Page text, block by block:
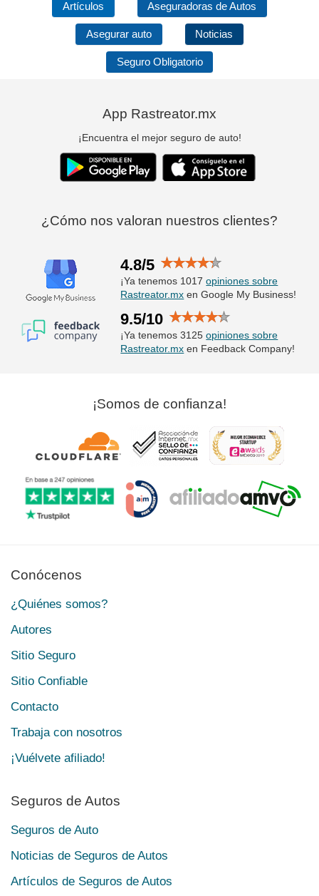
Artículos Aseguradoras de Autos
Asegurar auto Noticias
Seguro Obligatorio
App Rastreator.mx
¡Encuentra el mejor seguro de auto!
¿Cómo nos valoran nuestros clientes?
4.8/5
¡Ya tenemos 1017opiniones sobre
Rastreator.mx en Google My Business!
9.5/10
¡Ya tenemos 3125opiniones sobre
Rastreator.mx en Feedback Company!
¡Somos de confianza!
Conócenos
¿Quiénes somos?
Autores
Sitio Seguro
Sitio Confiable
Contacto
Trabaja con nosotros
¡Vuélvete afiliado!
Seguros de Autos
Seguros de Auto
Noticias de Seguros de Autos
Artículos de Seguros de Autos